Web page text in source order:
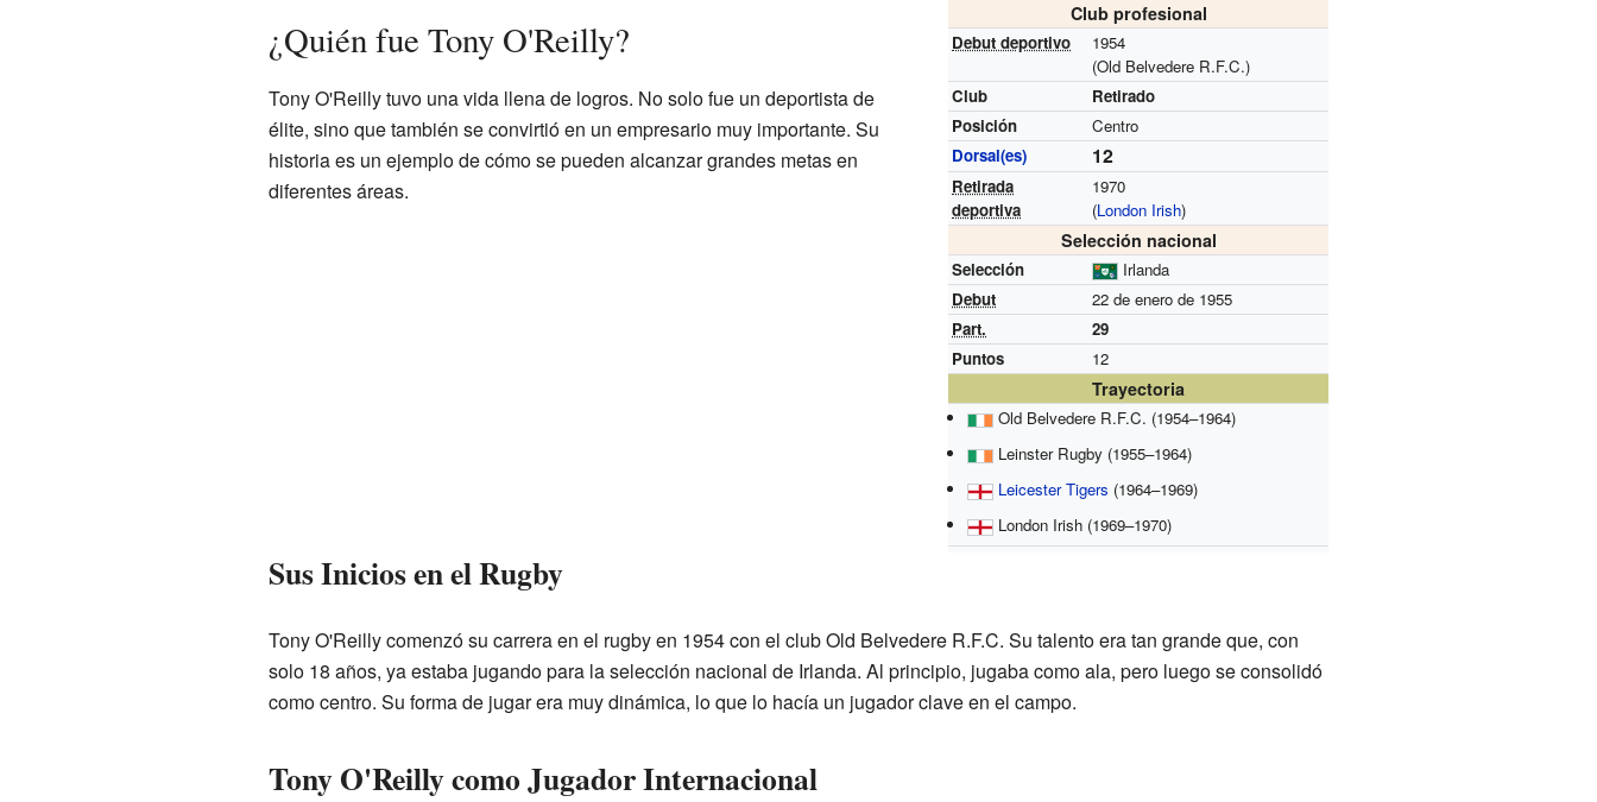
Club profesional
Debut deportivo
1954
(Old Belvedere R.F.C.)
Club
Retirado
Posición
Centro
Dorsal(es)
12
Retirada
deportiva
1970
(London Irish)
Selección nacional
Selección
Irlanda
Debut
22 de enero de 1955
Part.
29
Puntos
12
Trayectoria
Old Belvedere R.F.C. (1954–1964)
Leinster Rugby (1955–1964)
Leicester Tigers (1964–1969)
London Irish (1969–1970)
¿Quién fue Tony O'Reilly?
Tony O'Reilly tuvo una vida llena de logros. No solo fue un deportista de
élite, sino que también se convirtió en un empresario muy importante. Su
historia es un ejemplo de cómo se pueden alcanzar grandes metas en
diferentes áreas.
Sus Inicios en el Rugby
Tony O'Reilly comenzó su carrera en el rugby en 1954 con el club Old Belvedere R.F.C. Su talento era tan grande que, con
solo 18 años, ya estaba jugando para la selección nacional de Irlanda. Al principio, jugaba como ala, pero luego se consolidó
como centro. Su forma de jugar era muy dinámica, lo que lo hacía un jugador clave en el campo.
Tony O'Reilly como Jugador Internacional